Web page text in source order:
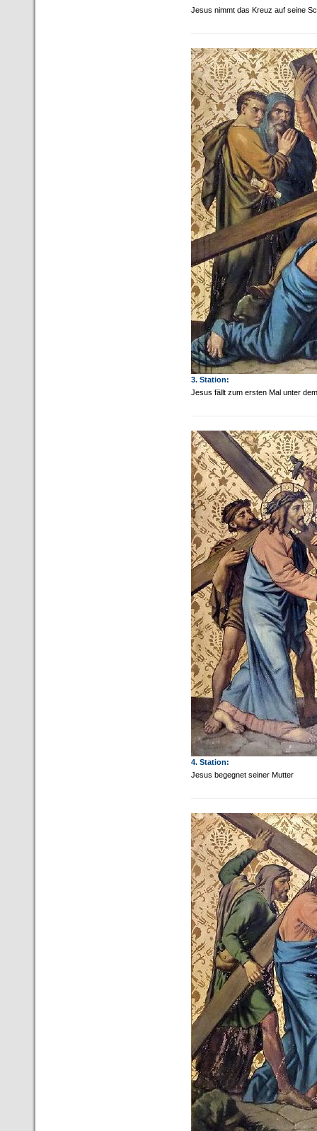
Jesus nimmt das Kreuz auf seine
3. Station:
Jesus fällt zum ersten Mal unter
4. Station:
Jesus begegnet seiner Mutter